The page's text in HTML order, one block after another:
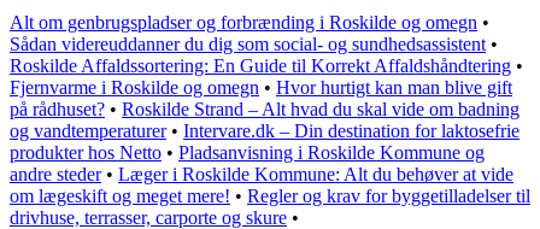
Alt om genbrugspladser og forbrænding i Roskilde og omegn •
Sådan videreuddanner du dig som social- og sundhedsassistent •
Roskilde Affaldssortering: En Guide til Korrekt Affaldshåndtering •
Fjernvarme i Roskilde og omegn • Hvor hurtigt kan man blive gift
på rådhuset? • Roskilde Strand – Alt hvad du skal vide om badning
og vandtemperaturer• Intervare.dk – Din destination for laktosefrie
produkter hos Netto • Pladsanvisning i Roskilde Kommune og
andre steder• Læger i Roskilde Kommune: Alt du behøver at vide
om lægeskift og meget mere! • Regler og krav for byggetilladelser til
drivhuse, terrasser, carporte og skure •